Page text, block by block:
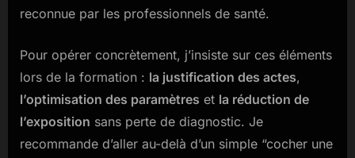
reconnue par les professionnels de santé.
Pour opérer concrètement, j’insiste sur ces éléments
lors de la formation : la justification des actes,
l’optimisation des paramètres et la réduction de
l’exposition sans perte de diagnostic. Je
recommande d’aller au-delà d’un simple “cocher une